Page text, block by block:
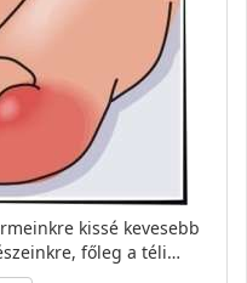
kissé kevesebb
főleg a téli…